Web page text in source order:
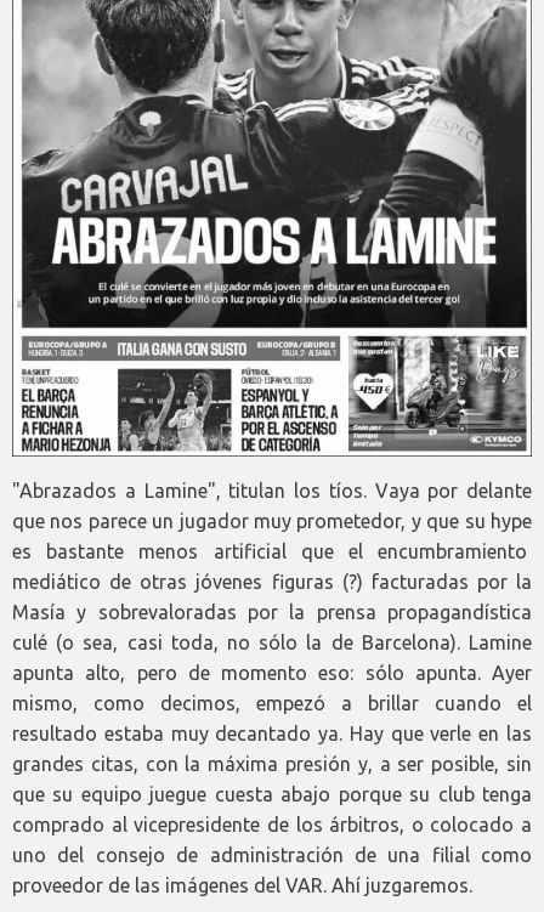
"Abrazados a Lamine", titulan los tíos. Vaya por delante
que nos parece un jugador muy prometedor, y que su hype
es bastante menos artificial que el encumbramiento
mediático de otras jóvenes figuras (?) facturadas por la
Masía y sobrevaloradas por la prensa propagandística
culé (o sea, casi toda, no sólo la de Barcelona). Lamine
apunta alto, pero de momento eso: sólo apunta. Ayer
mismo, como decimos, empezó a brillar cuando el
resultado estaba muy decantado ya. Hay que verle en las
grandes citas, con la máxima presión y, a ser posible, sin
que su equipo juegue cuesta abajo porque su club tenga
comprado al vicepresidente de los árbitros, o colocado a
uno del consejo de administración de una filial como
proveedor de las imágenes del VAR. Ahí juzgaremos.